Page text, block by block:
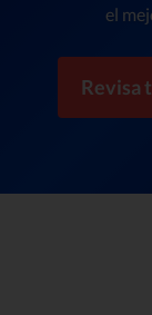
el
Revisa